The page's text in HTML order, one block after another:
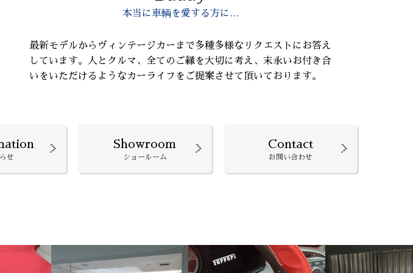
本当に車輌を愛する方に…
最新モデルからヴィンテージカーまで多種多様なリクエストにお答え
しています。人とクルマ、全てのご縁を大切に考え、末永いお付き合
いをいただけるようなカーライフをご提案させて頂いております。
せ
Showroom
ショールーム
Contact
お問い合わせ